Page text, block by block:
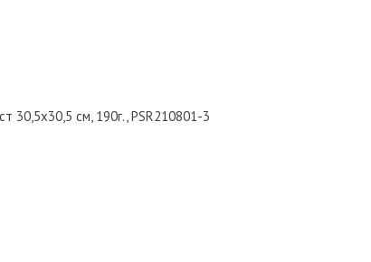
30,5х30,5 см, 190г., PSR210801-3